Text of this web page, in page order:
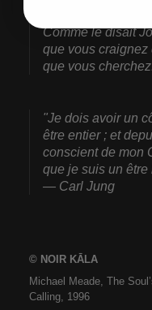
Comme le disait
que vous craignez
que vous
"Je dois avoir un
être entier ; et
conscient de mon
que je suis un
— Carl Jung
© NOIR KĀLA
Michael Meade, The
Calling, 1996